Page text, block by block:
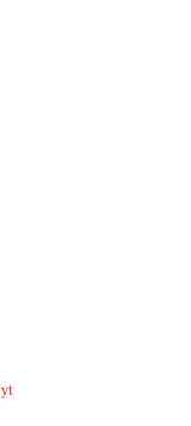
for